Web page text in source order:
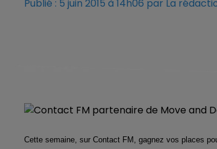
Publié : 5 juin 2015 à 14h06 par La
Cette semaine, sur Contact FM, gagnez vos places